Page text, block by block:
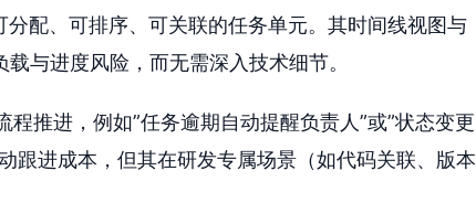
配、可排序、可关联的任务单元。其时间线视图与
与进度风险，而无需深入技术细节。
推进，例如”任务逾期自动提醒负责人”或”状态变更
跟进成本，但其在研发专属场景（如代码关联、版本